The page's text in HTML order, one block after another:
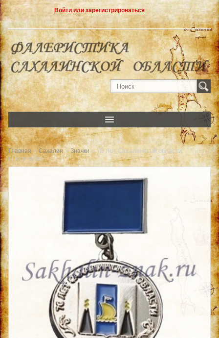
Войтиили зарегистрироваться
Главная » Сахалин»Значки » 70 лет Сахалинской области.
г.Поронайск